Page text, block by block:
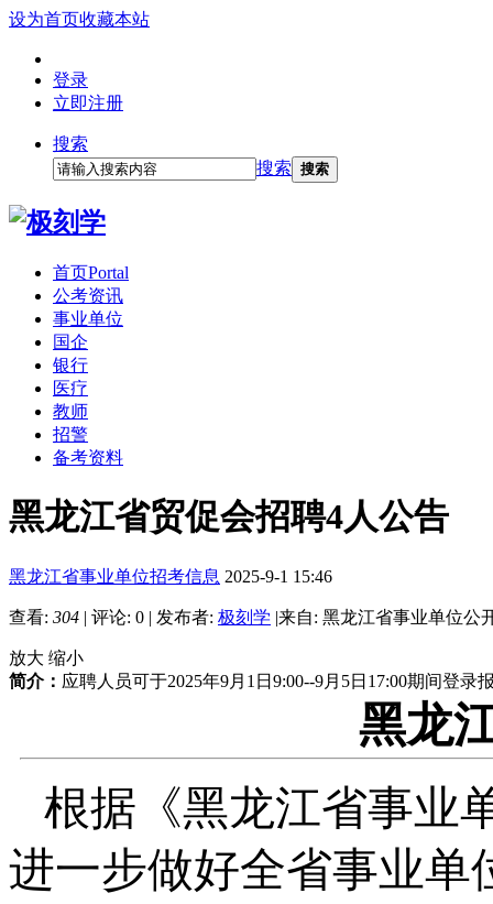
设为首页收藏本站
登录
立即注册
搜索
搜索 搜索
首页Portal
公考资讯
事业单位
国企
银行
医疗
教师
招警
备考资料
黑龙江省贸促会招聘4人公告
黑龙江省事业单位招考信息 2025-9-1 15:46
查看: 304 | 评论: 0 | 发布者: 极刻学 |来自: 黑龙江省事业单位公
放大 缩小
简介： 应聘人员可于2025年9月1日9:00--9月5日17:00期间登
黑龙
根据《黑龙江省事业
进一步做好全省事业单